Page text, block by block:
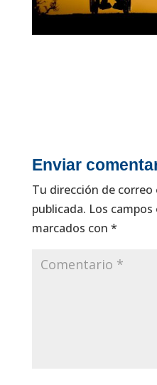
Enviar
Tu dirección de
publicada. Los
marcados con *